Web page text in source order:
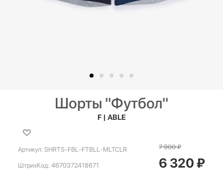
Шорты "Футбол"
F | ABLE
Артикул: SHRTS-FBL-FTBLL-MLTCLR
ШтрихКод: 4670372418671
7 900₽
6 320₽